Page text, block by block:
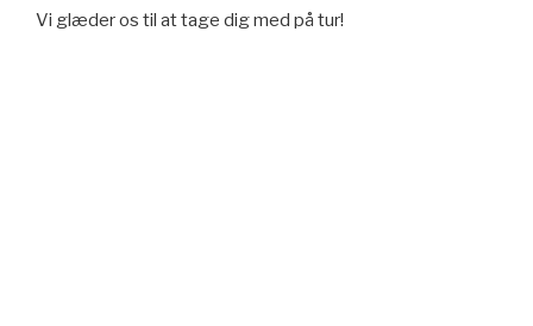
Vi glæder os til at tage dig med på tur!